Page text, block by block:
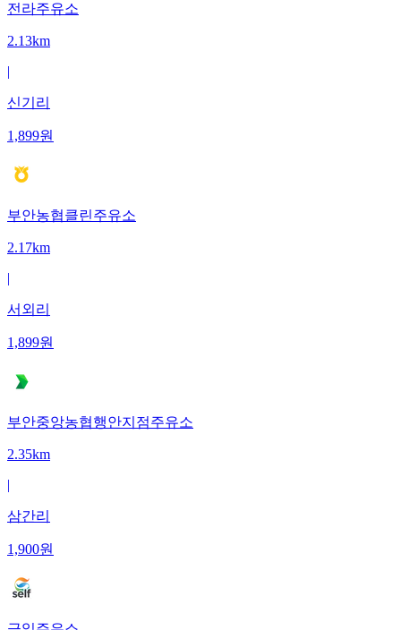
전라주유소
2.13km
|
신기리
1,899원
부안농협클린주유소
2.17km
|
서외리
1,899원
부안중앙농협행안지점주유소
2.35km
|
삼간리
1,900원